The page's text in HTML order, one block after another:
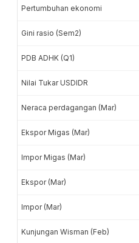
Pertumbuhan ekonomi
Gini rasio (Sem2)
PDB ADHK (Q1)
Nilai Tukar USDIDR
Neraca perdagangan (Mar)
Ekspor Migas (Mar)
Impor Migas (Mar)
Ekspor (Mar)
Impor (Mar)
Kunjungan Wisman (Feb)